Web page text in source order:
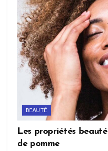
BEAUTÉ
Les propriétés
de pomme